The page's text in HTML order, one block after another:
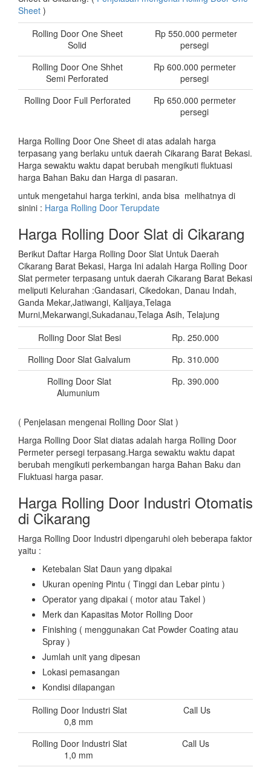
Sheet )
Rolling Door One Sheet
Solid
Rp 550.000 permeter
persegi
Rolling Door One Shhet
Semi Perforated
Rp 600.000 permeter
persegi
Rolling Door Full Perforated
Rp 650.000 permeter
persegi
Harga Rolling Door One Sheet di atas adalah harga
terpasang yang berlaku untuk daerah Cikarang Barat Bekasi.
Harga sewaktu waktu dapat berubah mengikuti fluktuasi
harga Bahan Baku dan Harga di pasaran.
untuk mengetahui harga terkini, anda bisa melihatnya di
sinini : Harga Rolling Door Terupdate
Harga Rolling Door Slat di Cikarang
Berikut Daftar Harga Rolling Door Slat Untuk Daerah
Cikarang Barat Bekasi, Harga Ini adalah Harga Rolling Door
Slat permeter terpasang untuk daerah Cikarang Barat Bekasi
meliputi Kelurahan :Gandasari, Cikedokan, Danau Indah,
Ganda Mekar,Jatiwangi, Kalijaya,Telaga
Murni,Mekarwangi,Sukadanau,Telaga Asih, Telajung
Rolling Door Slat Besi
Rp. 250.000
Rolling Door Slat Galvalum
Rp. 310.000
Rolling Door Slat
Alumunium
Rp. 390.000
( Penjelasan mengenai Rolling Door Slat )
Harga Rolling Door Slat diatas adalah harga Rolling Door
Permeter persegi terpasang.Harga sewaktu waktu dapat
berubah mengikuti perkembangan harga Bahan Baku dan
Fluktuasi harga pasar.
Harga Rolling Door Industri Otomatis
di Cikarang
Harga Rolling Door Industri dipengaruhi oleh beberapa faktor
yaitu :
Ketebalan Slat Daun yang dipakai
Ukuran opening Pintu ( Tinggi dan Lebar pintu )
Operator yang dipakai ( motor atau Takel )
Merk dan Kapasitas Motor Rolling Door
Finishing ( menggunakan Cat Powder Coating atau
Spray )
Jumlah unit yang dipesan
Lokasi pemasangan
Kondisi dilapangan
Rolling Door Industri Slat
0,8 mm
Call Us
Rolling Door Industri Slat
1,0 mm
Call Us